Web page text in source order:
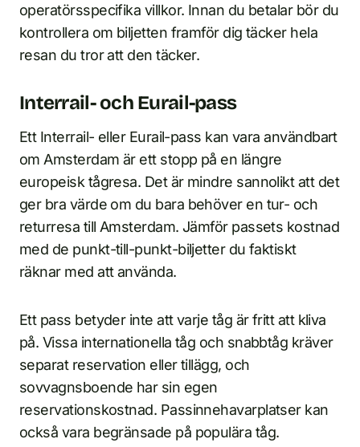
operatörsspecifika villkor. Innan du betalar bör du
kontrollera om biljetten framför dig täcker hela
resan du tror att den täcker.
Interrail- och Eurail-pass
Ett Interrail- eller Eurail-pass kan vara användbart
om Amsterdam är ett stopp på en längre
europeisk tågresa. Det är mindre sannolikt att det
ger bra värde om du bara behöver en tur- och
returresa till Amsterdam. Jämför passets kostnad
med de punkt-till-punkt-biljetter du faktiskt
räknar med att använda.
Ett pass betyder inte att varje tåg är fritt att kliva
på. Vissa internationella tåg och snabbtåg kräver
separat reservation eller tillägg, och
sovvagnsboende har sin egen
reservationskostnad. Passinnehavarplatser kan
också vara begränsade på populära tåg.